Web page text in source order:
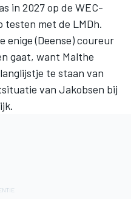
in 2027 op de WEC-
testen met de LMDh.
enige (Deense) coureur
gaat, want Malthe
te staan van
van Jakobsen bij